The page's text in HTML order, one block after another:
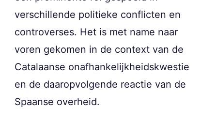
verschillende politieke conflicten en
controverses. Het is met name naar
voren gekomen in de context van de
Catalaanse onafhankelijkheidskwestie
en de daaropvolgende reactie van de
Spaanse overheid.